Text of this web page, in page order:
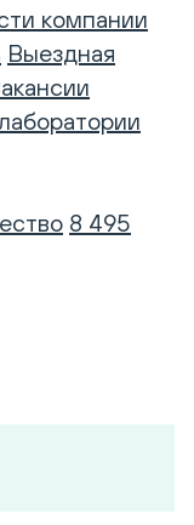
компании
Выездная
8 495